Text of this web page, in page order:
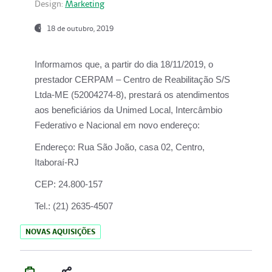
Design: Marketing
18 de outubro, 2019
Informamos que, a partir do dia 18/11/2019, o
prestador CERPAM – Centro de Reabilitação S/S
Ltda-ME (52004274-8), prestará os atendimentos
aos beneficiários da Unimed Local, Intercâmbio
Federativo e Nacional em novo endereço:
Endereço: Rua São João, casa 02, Centro,
Itaboraí-RJ
CEP: 24.800-157
Tel.: (21) 2635-4507
NOVAS AQUISIÇÕES